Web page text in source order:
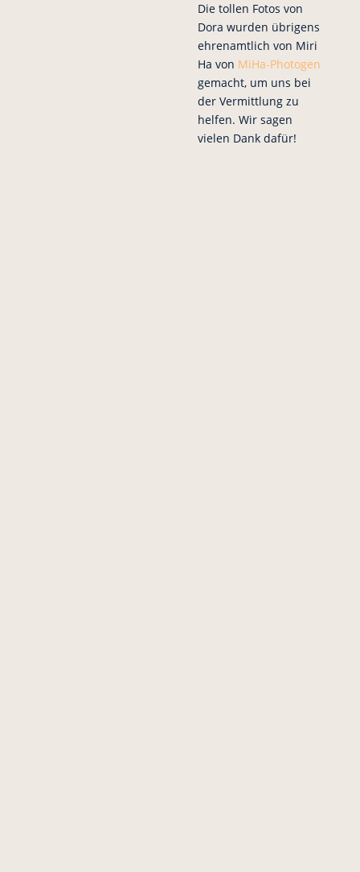
Die tollen Fotos von
Dora wurden übrigens
ehrenamtlich von Miri
Ha von MiHa-Photogen
gemacht, um uns bei
der Vermittlung zu
helfen. Wir sagen
vielen Dank dafür!